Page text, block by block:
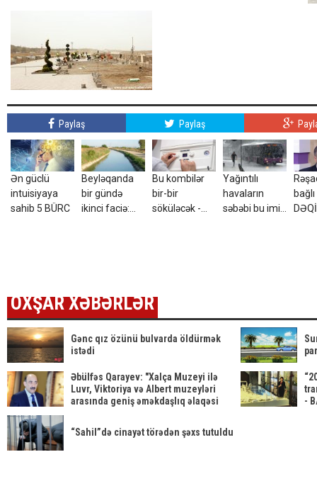
Paylaş Paylaş
Ən güclü
intuisiyaya
sahib 5 BÜRC
Beyləqanda
bir gündə
ikinci faciə:
Bu kombilər
bir-bir
söküləcək -
Yağıntılı
havaların
səbəbi bu imiş
OXŞAR XƏBƏRLƏR
Gənc qız özünü bulvarda öldürmək
istədi
Əbülfəs Qarayev: "Xalça Muzeyi ilə
Luvr, Viktoriya və Albert muzeyləri
arasında geniş əməkdaşlıq əlaqəsi
-
“Sahil”də cinayət törədən şəxs tutuldu